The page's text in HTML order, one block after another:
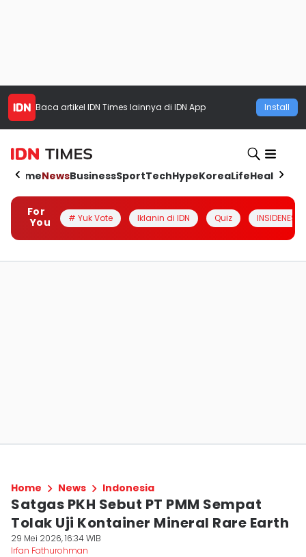
Baca artikel IDN Times lainnya di IDN App Install
HomeNewsBusinessSportTechHypeKoreaLifeHealth
For
You
# Yuk Vote Iklanin di IDN Quiz INSIDENESIA
Home News Indonesia
Satgas PKH Sebut PT PMM Sempat
Tolak Uji Kontainer Mineral Rare Earth
29 Mei 2026, 16:34 WIB
Irfan Fathurohman